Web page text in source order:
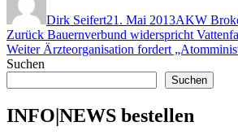
Dirk Seifert21. Mai 2013AKW
Beitragsnavigation
Zurück Vorheriger
Beitrag:
Bauernverbund widerspricht
Weiter Nächster
Beitrag:
Ärzteorganisation fordert
Suchen
Suchen
INFO|NEWS bestellen